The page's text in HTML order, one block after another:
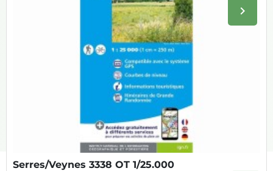
keyboard_arrow_right
Serres/Veynes 3338 OT 1/25.000